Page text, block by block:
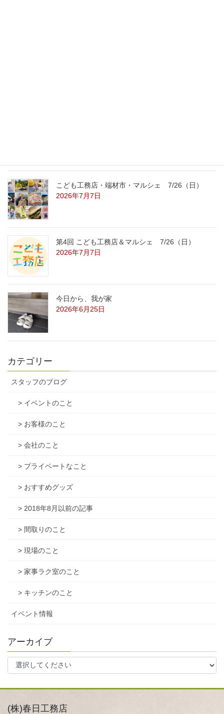
こども工務店・端材市・マルシェ 7/26（日）
2026年7月7日
第4回 こども工務店＆マルシェ 7/26（日）
2026年7月7日
今日から、我が家
2026年6月25日
カテゴリー
スタッフのブログ
> イベントのこと
> お客様のこと
> 会社のこと
> プライベートなこと
> おすすめグッズ
> 2018年8月以前の記事
> 間取りのこと
> 現場のこと
> 家事ラク室のこと
> キッチンのこと
イベント情報
アーカイブ
(株)春日工務店